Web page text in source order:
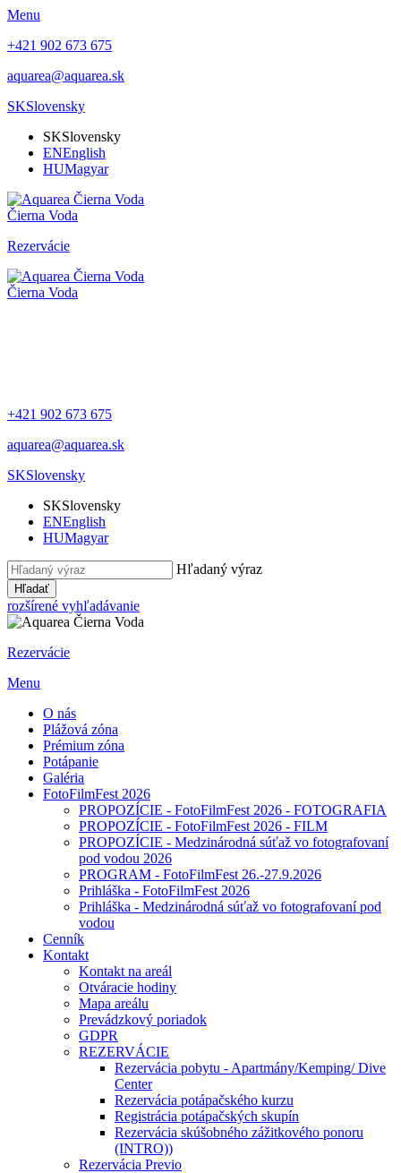
Menu
+421 902 673 675
aquarea@aquarea.sk
SKSlovensky
SKSlovensky
ENEnglish
HUMagyar
Čierna Voda
Rezervácie
Čierna Voda
+421 902 673 675
aquarea@aquarea.sk
SKSlovensky
SKSlovensky
ENEnglish
HUMagyar
Hľadaný výraz
Hľadať
rozšírené vyhľadávanie
Rezervácie
Menu
O nás
Plážová zóna
Prémium zóna
Potápanie
Galéria
FotoFilmFest 2026
PROPOZÍCIE - FotoFilmFest 2026 - FOTOGRAFIA
PROPOZÍCIE - FotoFilmFest 2026 - FILM
PROPOZÍCIE - Medzinárodná súťaž vo fotografovaní
pod vodou 2026
PROGRAM - FotoFilmFest 26.-27.9.2026
Prihláška - FotoFilmFest 2026
Prihláška - Medzinárodná súťaž vo fotografovaní pod
vodou
Cenník
Kontakt
Kontakt na areál
Otváracie hodiny
Mapa areálu
Prevádzkový poriadok
GDPR
REZERVÁCIE
Rezervácia pobytu - Apartmány/Kemping/ Dive
Center
Rezervácia potápačského kurzu
Registrácia potápačských skupín
Rezervácia skúšobného zážitkového ponoru
(INTRO))
Rezervácia Previo